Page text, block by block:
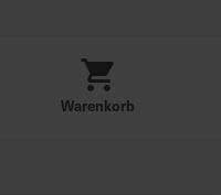
Warenkorb